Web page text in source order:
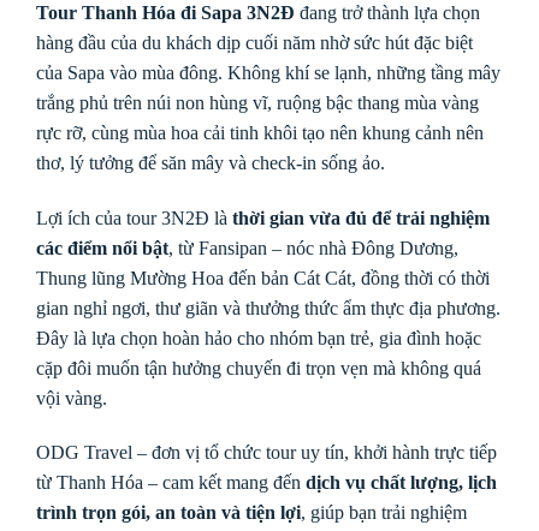
Tour Thanh Hóa đi Sapa 3N2Đ đang trở thành lựa chọn
hàng đầu của du khách dịp cuối năm nhờ sức hút đặc biệt
của Sapa vào mùa đông. Không khí se lạnh, những tầng mây
trắng phủ trên núi non hùng vĩ, ruộng bậc thang mùa vàng
rực rỡ, cùng mùa hoa cải tinh khôi tạo nên khung cảnh nên
thơ, lý tưởng để săn mây và check-in sống ảo.
Lợi ích của tour 3N2Đ là thời gian vừa đủ để trải nghiệm
các điểm nổi bật, từ Fansipan – nóc nhà Đông Dương,
Thung lũng Mường Hoa đến bản Cát Cát, đồng thời có thời
gian nghỉ ngơi, thư giãn và thưởng thức ẩm thực địa phương.
Đây là lựa chọn hoàn hảo cho nhóm bạn trẻ, gia đình hoặc
cặp đôi muốn tận hưởng chuyến đi trọn vẹn mà không quá
vội vàng.
ODG Travel – đơn vị tổ chức tour uy tín, khởi hành trực tiếp
từ Thanh Hóa – cam kết mang đến dịch vụ chất lượng, lịch
trình trọn gói, an toàn và tiện lợi, giúp bạn trải nghiệm